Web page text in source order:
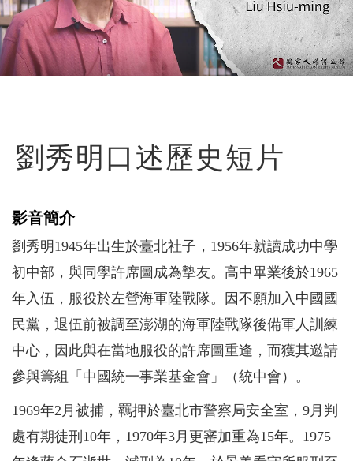
劉秀明口述歷史短片
影音簡介
劉秀明1945年出生於臺北社子，1956年就讀成功中學
初中部，與同學許席圖成為摯友。高中畢業後於1965
年入伍，服役於左營海軍陸戰隊。因不願加入中國國
民黨，退伍前被調至澎湖的海軍陸戰隊後備軍人訓練
中心，因此與在當地服役的許席圖重逢，而獲其邀請
參與籌組「中國統一事業基金會」（統中會）。
1969年2月被捕，羈押於臺北市警察局安全室，9月判
處有期徒刑10年，1970年3月更審加重為15年。1975